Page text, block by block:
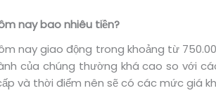
nay bao nhiêu tiền?
nay giao động trong khoảng từ
của chúng thường khá cao so với
và thời điểm nên sẽ có các mức giá